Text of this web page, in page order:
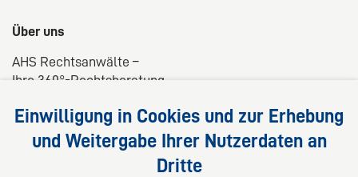
Über uns
AHS Rechtsanwälte –
Ihre 360°-Rechtsberatung
praxisnahe Lösungen für Ihre Rechtsfragen.
Einwilligung in Cookies und zur Erhebung
und Weitergabe Ihrer Nutzerdaten an
Dritte